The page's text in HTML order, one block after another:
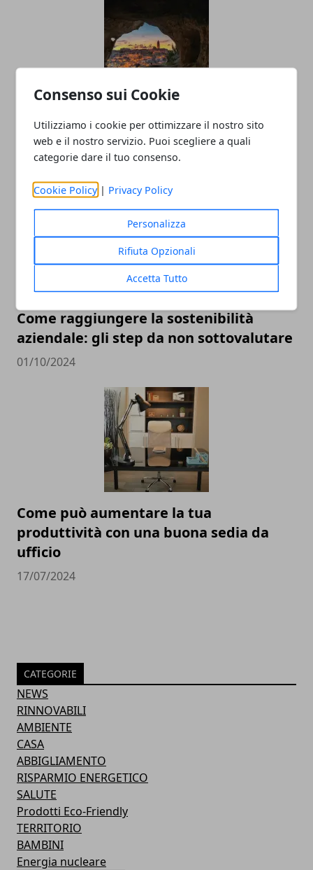
Consenso sui Cookie
Utilizziamo i cookie per ottimizzare il nostro sito
web e il nostro servizio. Puoi scegliere a quali
categorie dare il tuo consenso.
Cookie Policy | Privacy Policy
Personalizza
Rifiuta Opzionali
Accetta Tutto
Turismo sostenibile sempre più in
trend: le destinazioni da non perdere
15/11/2024
Come raggiungere la sostenibilità
aziendale: gli step da non sottovalutare
01/10/2024
Come può aumentare la tua
produttività con una buona sedia da
ufficio
17/07/2024
CATEGORIE
NEWS
RINNOVABILI
AMBIENTE
CASA
ABBIGLIAMENTO
RISPARMIO ENERGETICO
SALUTE
Prodotti Eco-Friendly
TERRITORIO
BAMBINI
Energia nucleare